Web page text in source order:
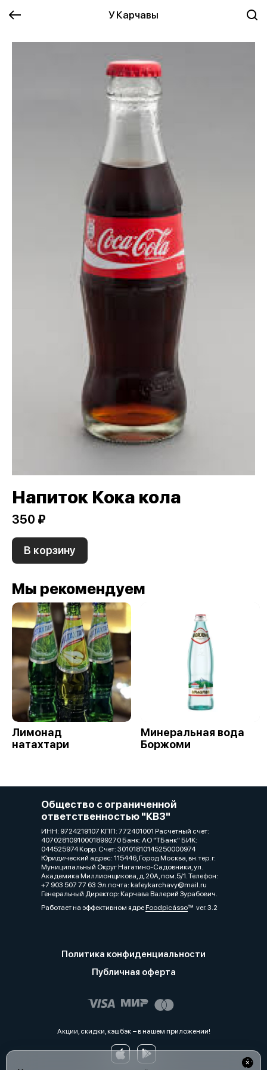
У Карчавы
Напиток Кока кола
350 ₽
В корзину
Мы рекомендуем
Лимонад
натахтари
Минеральная вода
Боржоми
Общество с ограниченной
ответственностью "КВЗ"
ИНН: 9724219107 КПП: 772401001 Расчетный счет:
40702810910001899270 Банк: АО "ТБанк" БИК:
044525974 Корр. Счет: 30101810145250000974
Юридический адрес: 115446, Город Москва, вн. тер. г.
Муниципальный Округ Нагатино-Садовники, ул.
Академика Миллионщикова, д.20А, пом.5/1. Телефон:
+7 903 507 77 63 Эл.почта: kafeykarchavy@mail.ru
Генеральный Директор: Карчава Валерий Зурабович.
Работает на эффективном ядреFoodpicássover. 3.2
Политика конфиденциальности
Публичная оферта
Акции, скидки, кэшбэк − в нашем приложении!